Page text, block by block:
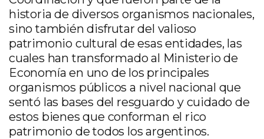
historia de diversos organismos nacionales,
sino también disfrutar del valioso
patrimonio cultural de esas entidades, las
cuales han transformado al Ministerio de
Economía en uno de los principales
organismos públicos a nivel nacional que
sentó las bases del resguardo y cuidado de
estos bienes que conforman el rico
patrimonio de todos los argentinos.